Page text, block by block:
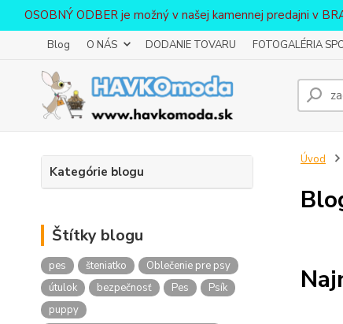
OSOBNÝ ODBER je možný v našej kamennej predajni v
Blog O NÁS DODANIE TOVARU FOTOGALÉRIA
Kategórie blogu
Štítky blogu
pes šteniatko
Oblečenie pre psy
útulok
bezpečnosť Pes
Psík
puppy
Úvod